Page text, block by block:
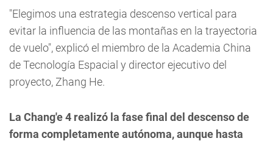
"Elegimos una estrategia descenso vertical para
evitar la influencia de las montañas en la trayectoria
de vuelo", explicó el miembro de la Academia China
de Tecnología Espacial y director ejecutivo del
proyecto, Zhang He.
La Chang'e 4 realizó la fase final del descenso de
forma completamente autónoma, aunque hasta